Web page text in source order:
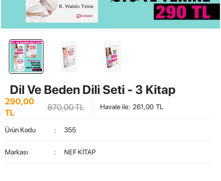
Dil Ve Beden Dili Seti - 3 Kitap
290,00
TL
870,00TL Havale ile: 261,00 TL
Ürün Kodu : 355
Markası : NEF KİTAP